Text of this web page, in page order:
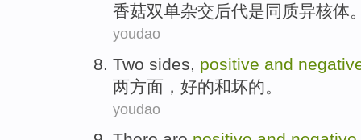
香菇双单杂交后代是同质异核体
youdao
Two sides positive and
两方面 ， 好的和坏的。
youdao